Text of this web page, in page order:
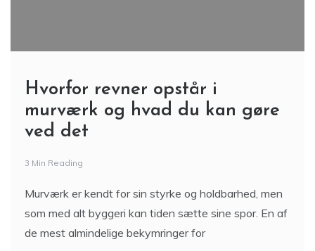
Hvorfor revner opstår i
murværk og hvad du kan gøre
ved det
3 Min Reading
Murværk er kendt for sin styrke og holdbarhed, men
som med alt byggeri kan tiden sætte sine spor. En af
de mest almindelige bekymringer for